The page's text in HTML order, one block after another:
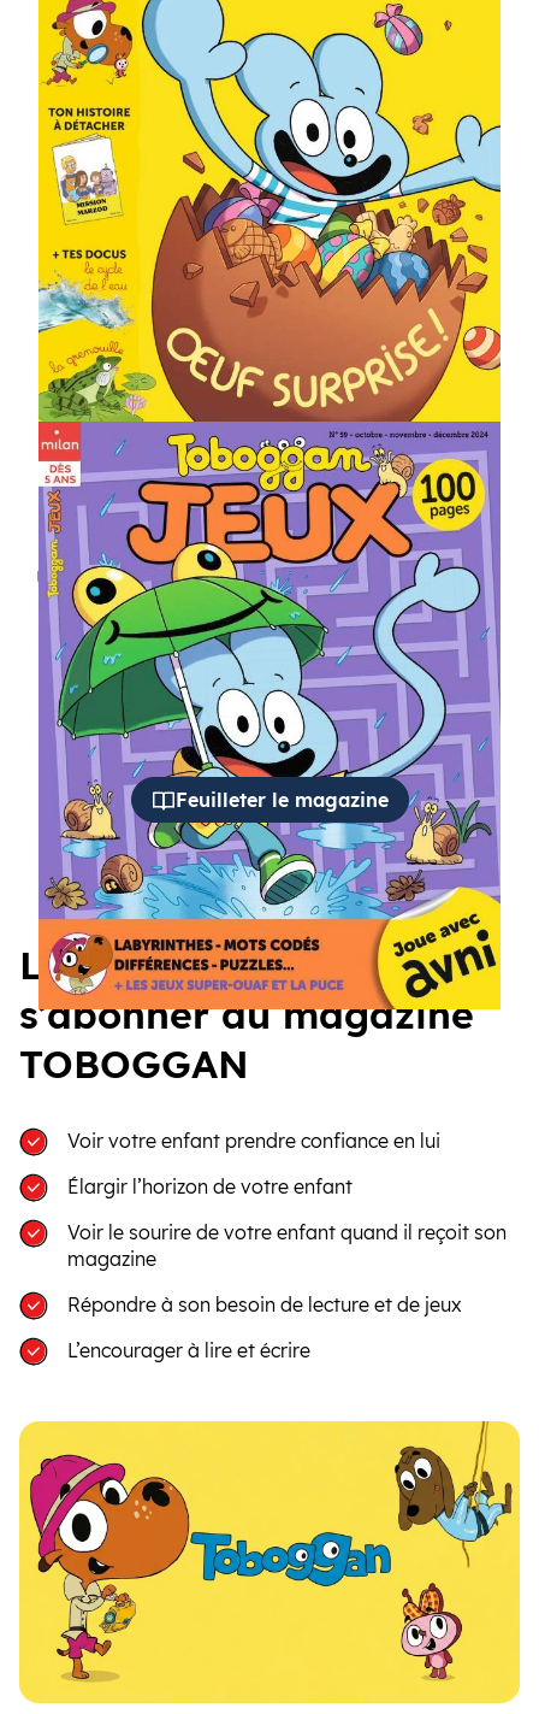
Docus-quiz et récit
mythologie
L'enquête-jeu de Super-
ouaf
Les 3 BD de ses héros
Un mini-livre à détacher
Feuilleter le magazine
Les 5 bonnes raisons de
s’abonner au magazine
TOBOGGAN
Voir votre enfant prendre confiance en lui
Élargir l’horizon de votre enfant
Voir le sourire de votre enfant quand il reçoit son
magazine
Répondre à son besoin de lecture et de jeux
L’encourager à lire et écrire